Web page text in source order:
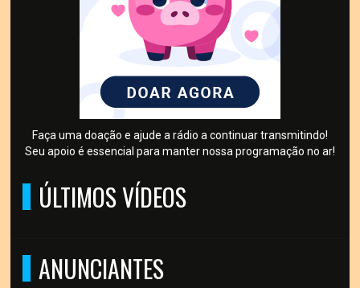
Faça uma doação e ajude a rádio a continuar transmitindo!
Seu apoio é essencial para manter nossa programação no ar!
ÚLTIMOS VÍDEOS
ANUNCIANTES